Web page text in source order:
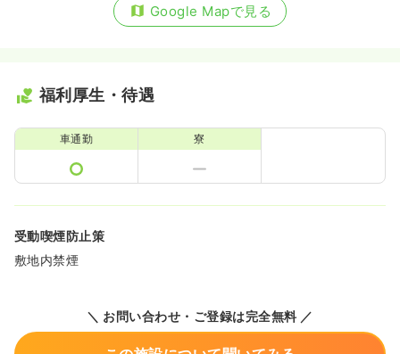
Google Mapで見る
福利厚生・待遇
車通勤 寮
受動喫煙防止策
敷地内禁煙
＼ お問い合わせ・ご登録は完全無料 ／